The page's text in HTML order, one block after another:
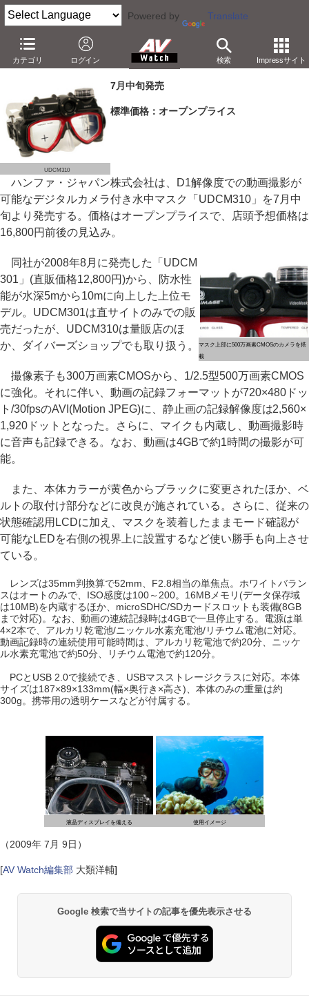
Powered by Translate
カテゴリ ログイン 検索 Impressサイト
ハンファ、D1動画撮影可能なデジカメ付き水中マスク
－500万画素CMOS搭載。水深10m対応で実売16,800円
UDCM310
7月中旬発売
標準価格：オープンプライス
ハンファ・ジャパン株式会社は、D1解像度での動画撮影が
可能なデジタルカメラ付き水中マスク「UDCM310」を7月中
旬より発売する。価格はオープンプライスで、店頭予想価格は
16,800円前後の見込み。
マスク上部に500万画素CMOSのカメラを搭
載
同社が2008年8月に発売した「UDCM
301」(直販価格12,800円)から、防水性
能が水深5mから10mに向上した上位モ
デル。UDCM301は直サイトのみでの販
売だったが、UDCM310は量販店のほ
か、ダイバーズショップでも取り扱う。
撮像素子も300万画素CMOSから、1/2.5型500万画素CMOS
に強化。それに伴い、動画の記録フォーマットが720×480ドッ
ト/30fpsのAVI(Motion JPEG)に、静止画の記録解像度は2,560×
1,920ドットとなった。さらに、マイクも内蔵し、動画撮影時
に音声も記録できる。なお、動画は4GBで約1時間の撮影が可
能。
また、本体カラーが黄色からブラックに変更されたほか、ベ
ルトの取付け部分などに改良が施されている。さらに、従来の
状態確認用LCDに加え、マスクを装着したままモード確認が
可能なLEDを右側の視界上に設置するなど使い勝手も向上させ
ている。
レンズは35mm判換算で52mm、F2.8相当の単焦点。ホワイトバラン
スはオートのみで、ISO感度は100～200。16MBメモリ(データ保存域
は10MB)を内蔵するほか、microSDHC/SDカードスロットも装備(8GB
まで対応)。なお、動画の連続記録時は4GBで一旦停止する。電源は単
4×2本で、アルカリ乾電池/ニッケル水素充電池/リチウム電池に対応。
動画記録時の連続使用可能時間は、アルカリ乾電池で約20分、ニッケ
ル水素充電池で約50分、リチウム電池で約120分。
PCとUSB 2.0で接続でき、USBマスストレージクラスに対応。本体
サイズは187×89×133mm(幅×奥行き×高さ)、本体のみの重量は約
300g。携帯用の透明ケースなどが付属する。
液晶ディスプレイを備える 使用イメージ
（2009年 7月 9日）
[AV Watch編集部 大類洋輔]
Google 検索で当サイトの記事を優先表示させる